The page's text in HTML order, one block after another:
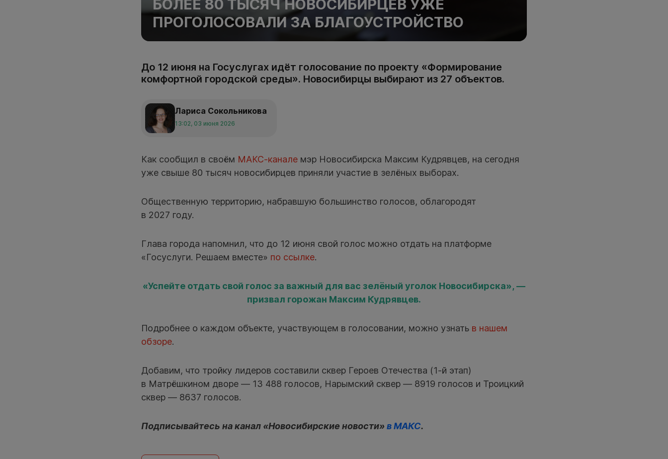
БОЛЕЕ 80 ТЫСЯЧ НОВОСИБИРЦЕВ УЖЕ
ПРОГОЛОСОВАЛИ ЗА БЛАГОУСТРОЙСТВО
До 12 июня на Госуслугах идёт голосование по проекту «Формирование
комфортной городской среды». Новосибирцы выбирают из 27 объектов.
Лариса Сокольникова
13:02, 03 июня 2026
Как сообщил в своём МАКС-каналемэр Новосибирска Максим Кудрявцев, на сегодня
уже свыше 80 тысяч новосибирцев приняли участие в зелёных выборах.
Общественную территорию, набравшую большинство голосов, облагородят
в 2027 году.
Глава города напомнил, что до 12 июня свой голос можно отдать на платформе
«Госуслуги. Решаем вместе» по ссылке.
«Успейте отдать свой голос за важный для вас зелёный уголок Новосибирска», —
призвал горожан Максим Кудрявцев.
Подробнее о каждом объекте, участвующем в голосовании, можно узнать в нашем
обзоре.
Добавим, что тройку лидеров составили сквер Героев Отечества (1-й этап)
в Матрёшкином дворе — 13 488 голосов, Нарымский сквер — 8919 голосов и Троицкий
сквер — 8637 голосов.
Подписывайтесь на канал «Новосибирские новости» в МАКС.